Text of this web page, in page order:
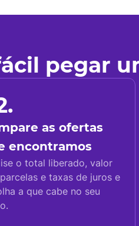
pegar
as ofertas
encontramos
o total liberado, valor
e taxas de juros e
a que cabe no seu